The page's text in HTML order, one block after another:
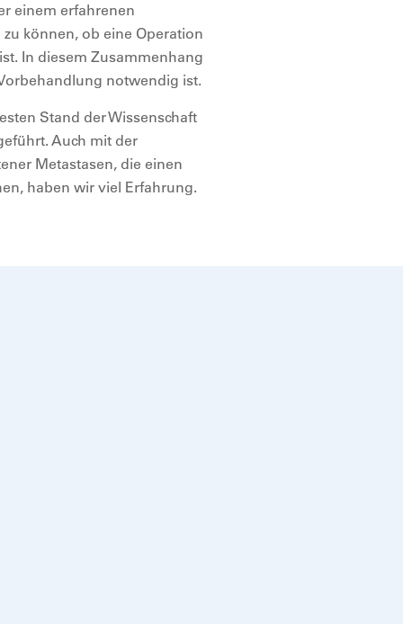
einem erfahrenen
können, ob eine Operation
In diesem Zusammenhang
notwendig ist.
Stand der Wissenschaft
Auch mit der
Metastasen, die einen
haben wir viel Erfahrung.